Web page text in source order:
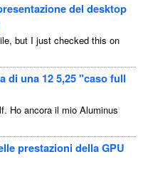
del desktop
, but I just checked this on
di una 12 5,25 "caso full
. Ho ancora il mio Aluminus
prestazioni della GPU